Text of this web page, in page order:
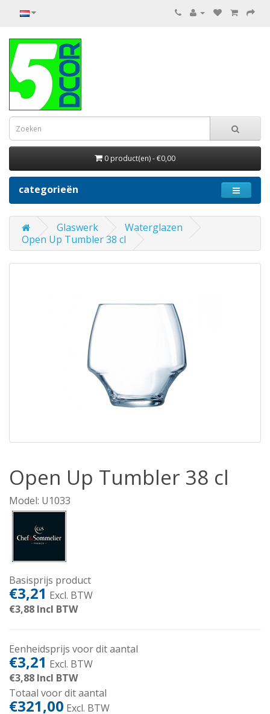
0 product(en) - €0,00
categorieën
Glaswerk
Waterglazen
Open Up Tumbler 38 cl
Open Up Tumbler 38 cl
Model: U1033
Basisprijs product
€3,21 Excl. BTW
€3,88 Incl BTW
Eenheidsprijs voor dit aantal
€3,21 Excl. BTW
€3,88 Incl BTW
Totaal voor dit aantal
€321,00 Excl. BTW